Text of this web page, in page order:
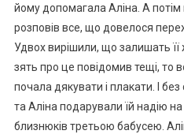
йому допомагала Аліна. А потім
розповів все, що довелося
Удвох вирішили, що залишать
зять про це повідомив тещі, то
почала дякувати і плакати. І
та Аліна подарували їй надію
близнюків третьою бабусею.